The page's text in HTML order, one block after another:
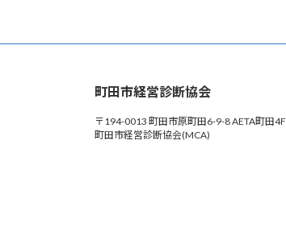
町田市経営診断協会
〒194-0013 町田市原町田6-9-8 AETA町田4F
町田市経営診断協会(MCA)